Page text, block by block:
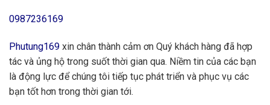
0987236169
Phutung169 xin chân thành cảm ơn Quý khách hàng đã hợp
tác và ủng hộ trong suốt thời gian qua. Niềm tin của các bạn
là động lực để chúng tôi tiếp tục phát triển và phục vụ các
bạn tốt hơn trong thời gian tới.